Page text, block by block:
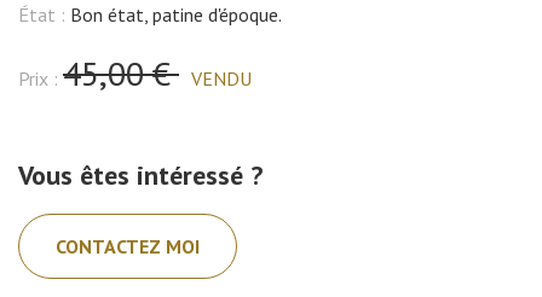
État : Bon état, patine d'époque.
Prix : 45,00 € VENDU
Vous êtes intéressé ?
CONTACTEZ MOI